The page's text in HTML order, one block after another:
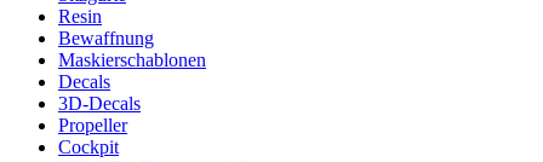
Resin
Bewaffnung
Maskierschablonen
Decals
3D-Decals
Propeller
Cockpit